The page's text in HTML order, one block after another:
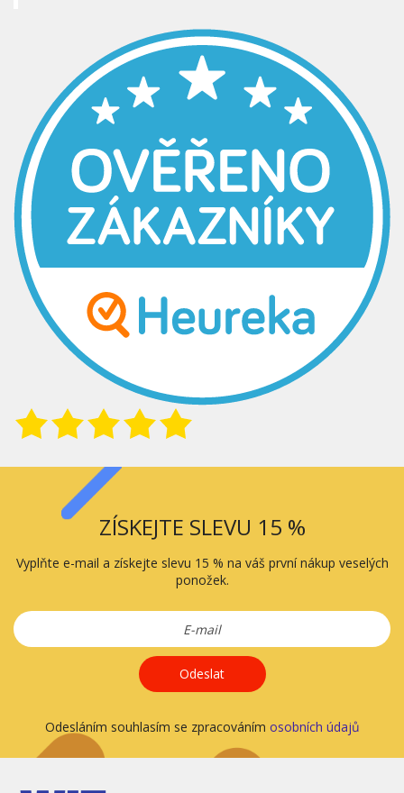
ZÍSKEJTE SLEVU 15 %
Vyplňte e-mail a získejte slevu 15 % na váš první nákup veselých
ponožek.
Odeslat
Odesláním souhlasím se zpracováním osobních údajů